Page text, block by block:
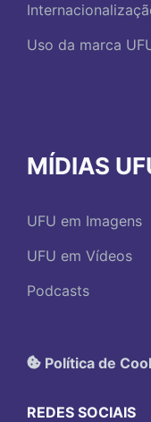
Uso da marca
MÍDIAS
UFU em Imagens
UFU em Vídeos
Podcasts
Política de
REDES SOCIAIS